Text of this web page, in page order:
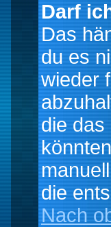
Darf
Das
du es
wieder
die
die
Nach